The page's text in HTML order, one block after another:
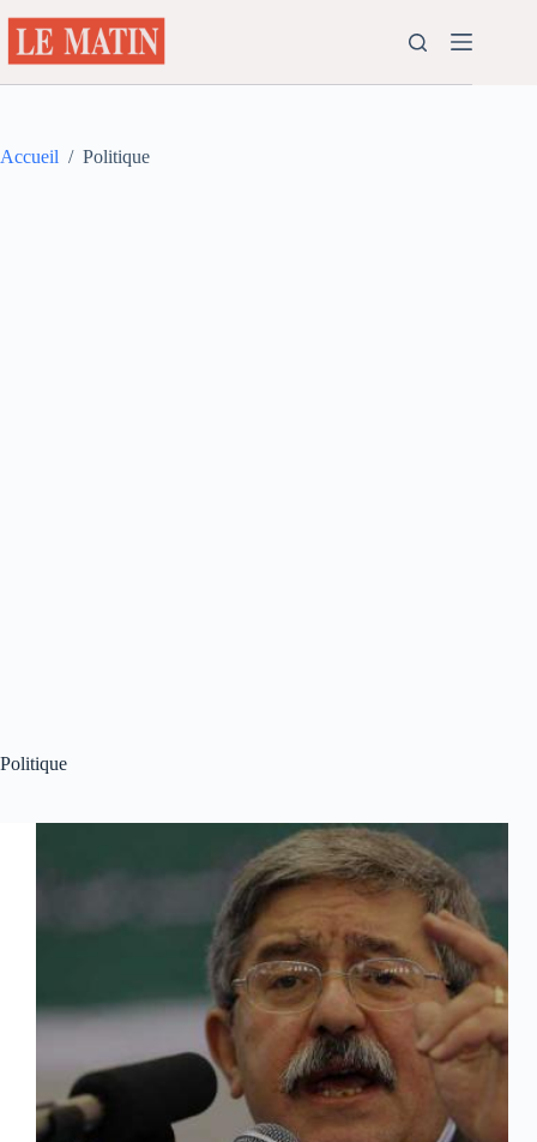
au
contenu
Accueil / Politique
Politique